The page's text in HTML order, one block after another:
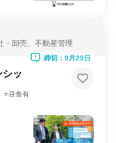
・卸売、不動産管理
ッ
昼食有
締切：9月29日